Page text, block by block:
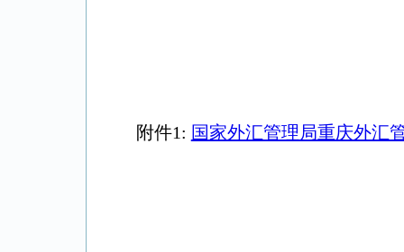
附件1: 国家外汇管理局重庆外汇